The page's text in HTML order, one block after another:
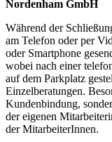
Nordenham GmbH
Während der
am Telefon oder per
oder Smartphone
wobei nach einer
auf dem Parkplatz
Einzelberatungen.
Kundenbindung,
der eigenen
der MitarbeiterInnen.